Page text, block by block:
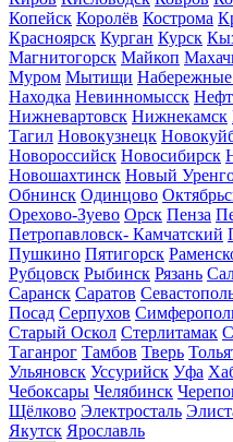
Копейск Королёв Кострома
Красноярск Курган Курск
Магнитогорск Майкоп
Муром Мытищи
Находка Невинномысск
Нижневартовск Нижнекамск
Тагил Новокузнецк
Новороссийск Новосибирск
Новошахтинск Новый
Обнинск Одинцово
Орехово-Зуево Орск Пенза
Петропавловск- Камчатский
Пушкино Пятигорск
Рубцовск Рыбинск Рязань
Саранск Саратов
Посад Серпухов
Старый Оскол Стерлитамак
Таганрог Тамбов Тверь
Ульяновск Уссурийск Уфа
Чебоксары Челябинск
Щёлково Электросталь
Якутск Ярославль